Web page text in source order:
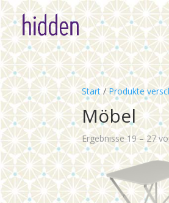
Start / Produkte
Möbel
Ergebnisse 19 – 27